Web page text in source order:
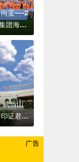
酒店集团二十
蓝----2
团海南
赛圆满
武当山
证君澜